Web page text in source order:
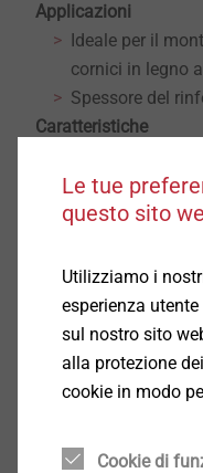
Applicazioni
Ideale per il
cornici in legno
Spessore del
Caratteristiche
Gli elementi
rimangono intatti
legno senza
Dati tecnici
Diametro della
Azionamento:
Tipo di
Download
Le tue
questo sito
Utilizziamo i
esperienza
sul nostro sito
alla protezione
cookie in modo
Cookie di